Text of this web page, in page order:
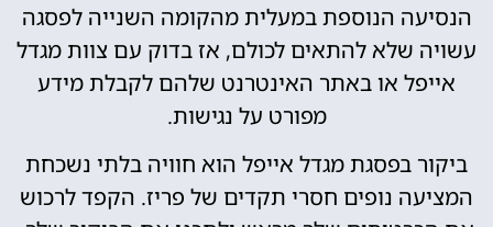
הנסיעה הנוספת במעלית מהקומה השנייה לפסגה
עשויה שלא להתאים לכולם, אז בדוק עם צוות מגדל
אייפל או באתר האינטרנט שלהם לקבלת מידע
מפורט על נגישות.
ביקור בפסגת מגדל אייפל הוא חוויה בלתי נשכחת
המציעה נופים חסרי תקדים של פריז. הקפד לרכוש